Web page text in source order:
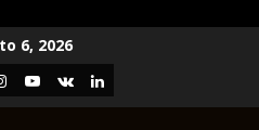
6, 2026
Youtube
VK LinkedIn